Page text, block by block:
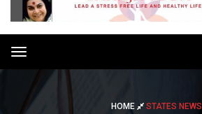
Toggle
navigation
HOME STATES NEWS